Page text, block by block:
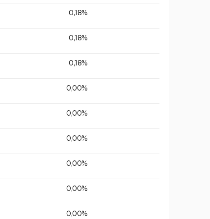
0,18%
0,18%
0,18%
0,00%
0,00%
0,00%
0,00%
0,00%
0,00%